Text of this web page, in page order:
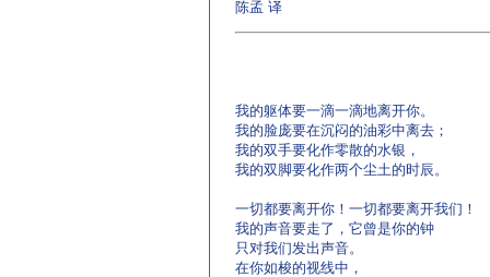
陈孟 译
我的躯体要一滴一滴地离开你。
我的脸庞要在沉闷的油彩中离去；
我的双手要化作零散的水银，
我的双脚要化作两个尘土的时辰。
一切都要离开你！一切都要离开我们！
我的声音要走了，它曾是你的钟
只对我们发出声音。
在你如梭的视线中，